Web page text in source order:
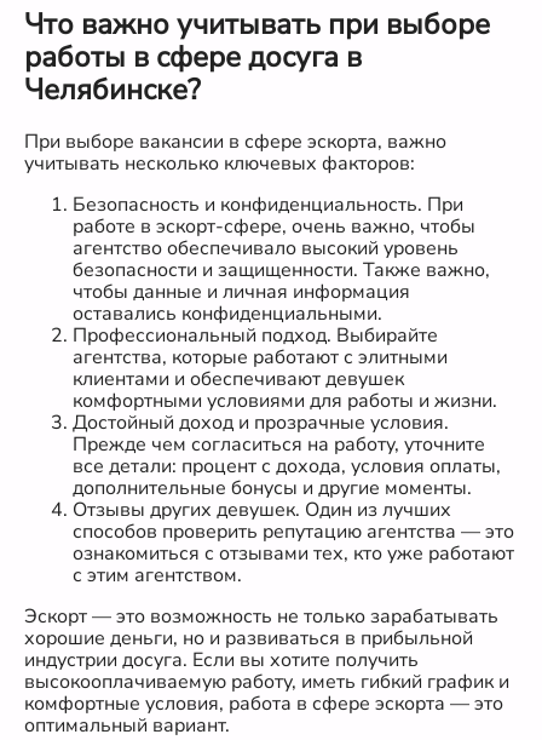
Что важно учитывать при выборе
работы в сфере досуга в
Челябинске?
При выборе вакансии в сфере эскорта, важно
учитывать несколько ключевых факторов:
Безопасность и конфиденциальность. При
работе в эскорт-сфере, очень важно, чтобы
агентство обеспечивало высокий уровень
безопасности и защищенности. Также важно,
чтобы данные и личная информация
оставались конфиденциальными.
Профессиональный подход. Выбирайте
агентства, которые работают с элитными
клиентами и обеспечивают девушек
комфортными условиями для работы и жизни.
Достойный доход и прозрачные условия.
Прежде чем согласиться на работу, уточните
все детали: процент с дохода, условия оплаты,
дополнительные бонусы и другие моменты.
Отзывы других девушек. Один из лучших
способов проверить репутацию агентства — это
ознакомиться с отзывами тех, кто уже работают
с этим агентством.
Эскорт — это возможность не только зарабатывать
хорошие деньги, но и развиваться в прибыльной
индустрии досуга. Если вы хотите получить
высокооплачиваемую работу, иметь гибкий график и
комфортные условия, работа в сфере эскорта — это
оптимальный вариант.